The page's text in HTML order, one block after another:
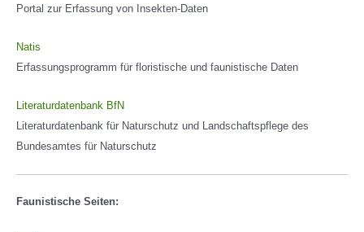
Portal zur Erfassung von Insekten-Daten
Natis
Erfassungsprogramm für floristische und faunistische Daten
Literaturdatenbank BfN
Literaturdatenbank für Naturschutz und Landschaftspflege des
Bundesamtes für Naturschutz
Faunistische Seiten: